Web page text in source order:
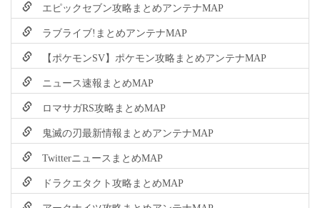
エピックセブン攻略まとめアンテナMAP
ラブライブ!まとめアンテナMAP
【ポケモンSV】ポケモン攻略まとめアンテナMAP
ニュース速報まとめMAP
ロマサガRS攻略まとめMAP
鬼滅の刃最新情報まとめアンテナMAP
TwitterニュースまとめMAP
ドラクエタクト攻略まとめMAP